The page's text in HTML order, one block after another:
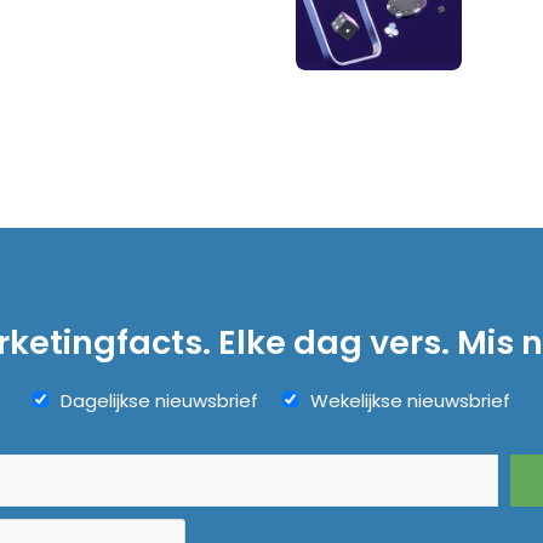
Elke dag vers. Mis
Dagelijkse nieuwsbrief Wekelijkse nieuwsbrief